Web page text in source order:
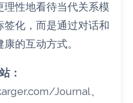
理性地看待当代关系模
签化，而是通过对话和
的互动方式。
：
Journal、